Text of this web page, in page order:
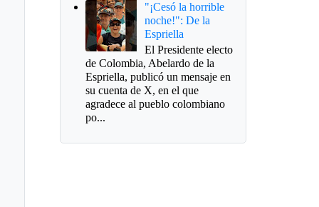
"¡Cesó la horrible
noche!": De la
Espriella
El Presidente electo
de Colombia, Abelardo de la
Espriella, publicó un mensaje en
su cuenta de X, en el que
agradece al pueblo colombiano
po...